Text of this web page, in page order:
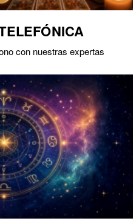
con nuestras expertas